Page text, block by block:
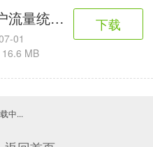
流量统计系统
01
16.6 MB
下载
中...